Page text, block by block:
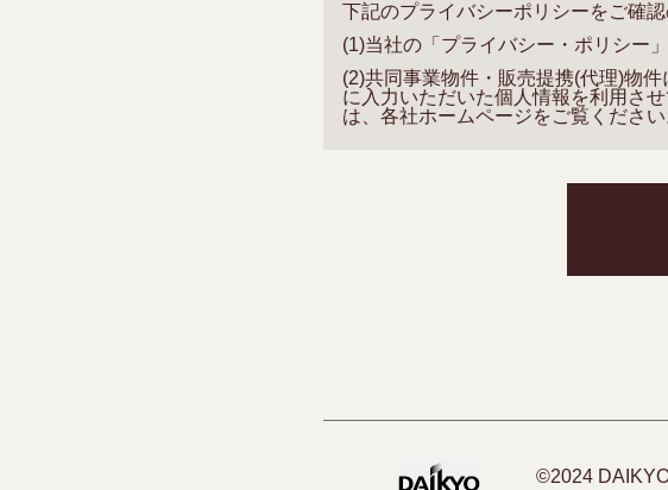
下記のプライバシーポリシーをご確
(1)当社の「プライバシー・ポリシー
(2)共同事業物件・販売提携(代理)物
に入力いただいた個人情報を利用さ
は、各社ホームページをご覧ください
©2024